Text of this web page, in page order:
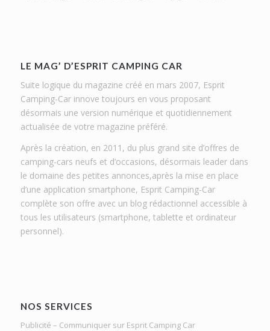
LE MAG’ D’ESPRIT CAMPING CAR
Suite logique du magazine créé en mars 2007, Esprit
Camping-Car innove toujours en vous proposant
désormais une version numérique et quotidiennement
actualisée de votre magazine préféré.
Après la création, en 2011, du plus grand site d’offres de
camping-cars neufs et d’occasions, désormais leader dans
le domaine des petites annonces,après la mise en place
d’une application smartphone, Esprit Camping-Car
complète son offre avec un blog rédactionnel accessible à
tous les utilisateurs (smartphone, tablette et ordinateur
personnel).
NOS SERVICES
Publicité – Communiquer sur Esprit Camping Car